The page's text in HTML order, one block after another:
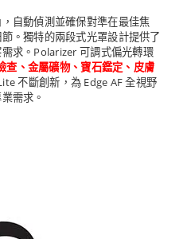
自動偵測並確保對準在最佳焦
。獨特的兩段式光罩設計提供了
求。Polarizer 可調式偏光轉環
查、金屬礦物、寶石鑑定、皮膚
不斷創新，為 Edge AF 全視野
需求。